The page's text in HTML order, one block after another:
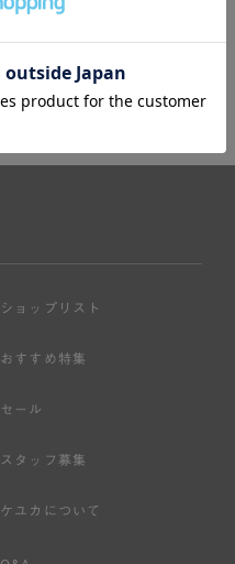
ショップリスト
おすすめ特集
セール
スタッフ募集
ケユカについて